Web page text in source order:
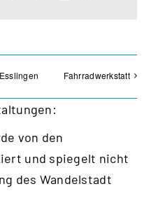
Fahrradwerkstatt
von den
und spiegelt nicht
des Wandelstadt